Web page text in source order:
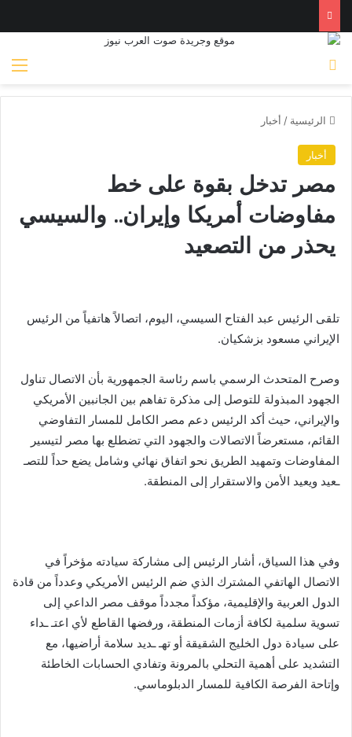
الرئيسية / أخبار
أخبار
مصر تدخل بقوة على خط
مفاوضات أمريكا وإيران.. والسيسي
يحذر من التصعيد
تلقى الرئيس عبد الفتاح السيسي، اليوم، اتصالاً هاتفياً من الرئيس
الإيراني مسعود بزشكيان.
وصرح المتحدث الرسمي باسم رئاسة الجمهورية بأن الاتصال تناول
الجهود المبذولة للتوصل إلى مذكرة تفاهم بين الجانبين الأمريكي
والإيراني، حيث أكد الرئيس دعم مصر الكامل للمسار التفاوضي
القائم، مستعرضاً الاتصالات والجهود التي تضطلع بها مصر لتيسير
المفاوضات وتمهيد الطريق نحو اتفاق نهائي وشامل يضع حداً للتصـ
ـعيد ويعيد الأمن والاستقرار إلى المنطقة.
وفي هذا السياق، أشار الرئيس إلى مشاركة سيادته مؤخراً في
الاتصال الهاتفي المشترك الذي ضم الرئيس الأمريكي وعدداً من قادة
الدول العربية والإقليمية، مؤكداً مجدداً موقف مصر الداعي إلى
تسوية سلمية لكافة أزمات المنطقة، ورفضها القاطع لأي اعتـ ـداء
على سيادة دول الخليج الشقيقة أو تهـ ـديد سلامة أراضيها، مع
التشديد على أهمية التحلي بالمرونة وتفادي الحسابات الخاطئة
وإتاحة الفرصة الكافية للمسار الدبلوماسي.